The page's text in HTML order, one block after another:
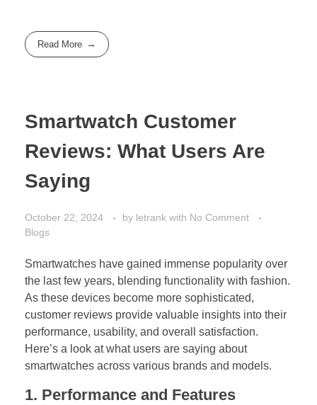
Read More
Smartwatch Customer
Reviews: What Users Are
Saying
October 22, 2024 by letrank with No Comment
Blogs
Smartwatches have gained immense popularity over
the last few years, blending functionality with fashion.
As these devices become more sophisticated,
customer reviews provide valuable insights into their
performance, usability, and overall satisfaction.
Here’s a look at what users are saying about
smartwatches across various brands and models.
1. Performance and Features